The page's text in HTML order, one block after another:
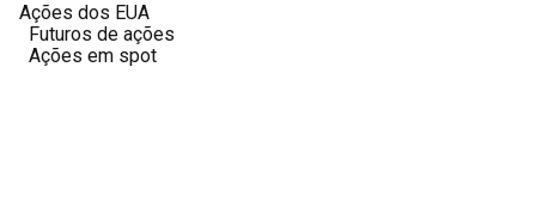
Ações dos EUA
Futuros de ações
Ações em spot